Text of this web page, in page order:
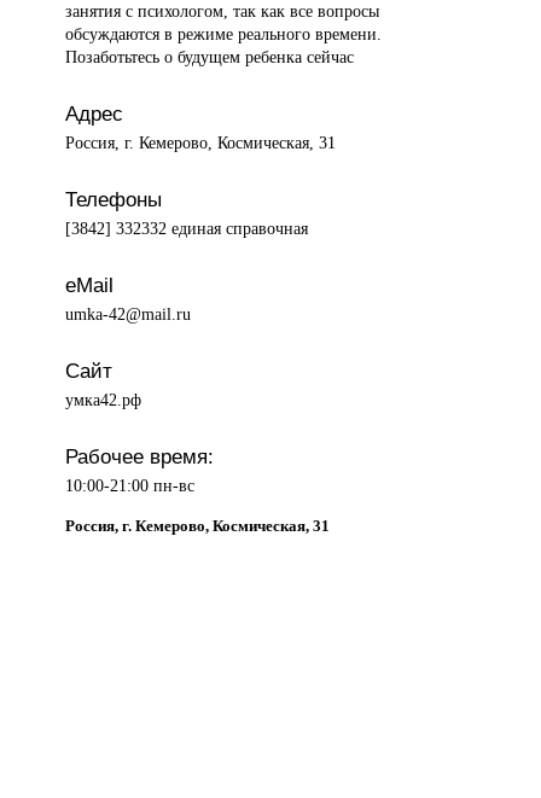
занятия с психологом, так как все вопросы
обсуждаются в режиме реального времени.
Позаботьтесь о будущем ребенка сейчас
Адрес
Россия, г. Кемерово, Космическая, 31
Телефоны
[3842] 332332 единая справочная
eMail
umka-42@mail.ru
Сайт
умка42.рф
Рабочее время:
10:00-21:00 пн-вс
Россия, г. Кемерово, Космическая, 31